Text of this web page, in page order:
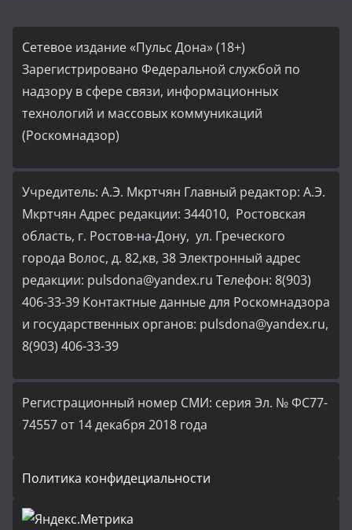
Сетевое издание «Пульс Дона» (18+)
Зарегистрировано Федеральной службой по
надзору в сфере связи, информационных
технологий и массовых коммуникаций
(Роскомнадзор)
Учредитель: А.Э. Мкртчян Главный редактор: А.Э.
Мкртчян Адрес редакции: 344010, Ростовская
область, г. Ростов-на-Дону, ул. Греческого
города Волос, д. 82,кв, 38 Электронный адрес
редакции: pulsdona@yandex.ru Телефон: 8(903)
406-33-39 Контактные данные для Роскомнадзора
и государственных органов: pulsdona@yandex.ru,
8(903) 406-33-39
Регистрационный номер СМИ: серия Эл. № ФС77-
74557 от 14 декабря 2018 года
Политика конфидециальности